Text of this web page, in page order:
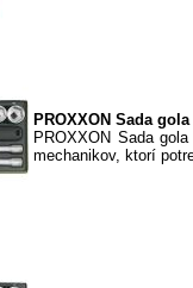
PROXXON Sada
PROXXON Sada
mechanikov, ktorí